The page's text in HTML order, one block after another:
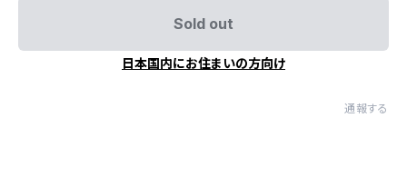
Sold out
日本国内にお住まいの方向け
通報する